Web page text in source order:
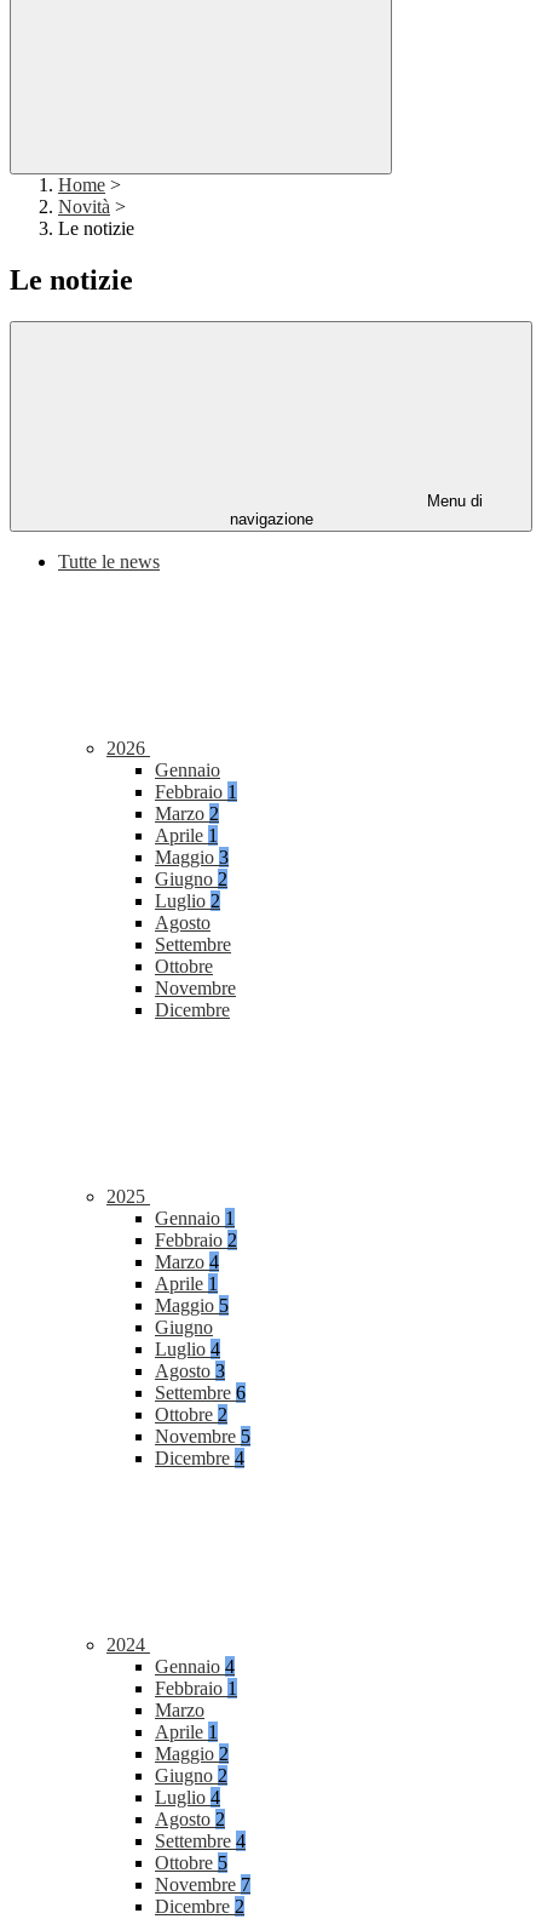
Home >
Novità >
Le notizie
Le notizie
Menu di
navigazione
Tutte le news
2026
Gennaio
Febbraio 1
Marzo 2
Aprile 1
Maggio 3
Giugno 2
Luglio 2
Agosto
Settembre
Ottobre
Novembre
Dicembre
2025
Gennaio 1
Febbraio 2
Marzo 4
Aprile 1
Maggio 5
Giugno
Luglio 4
Agosto 3
Settembre 6
Ottobre 2
Novembre 5
Dicembre 4
2024
Gennaio 4
Febbraio 1
Marzo
Aprile 1
Maggio 2
Giugno 2
Luglio 4
Agosto 2
Settembre 4
Ottobre 5
Novembre 7
Dicembre 2